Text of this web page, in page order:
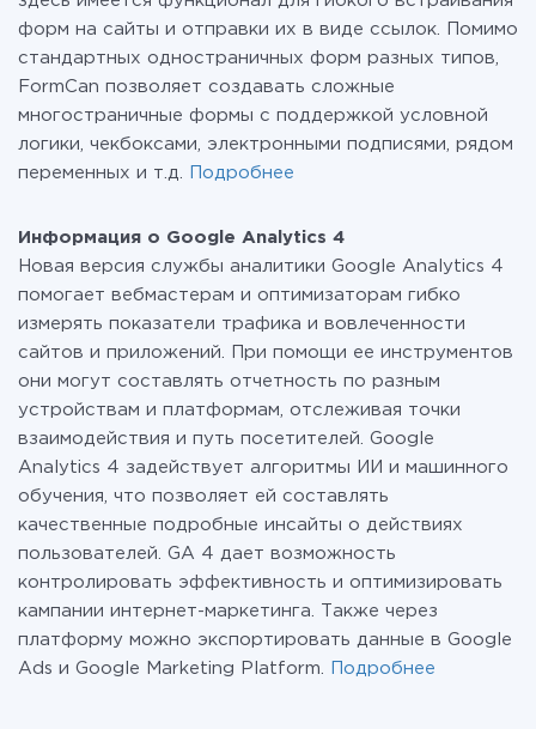
форм на сайты и отправки их в виде ссылок. Помимо
стандартных одностраничных форм разных типов,
FormCan позволяет создавать сложные
многостраничные формы с поддержкой условной
логики, чекбоксами, электронными подписями, рядом
переменных и т.д.
Подробнее
Информация о Google Analytics 4
Новая версия службы аналитики Google Analytics 4
помогает вебмастерам и оптимизаторам гибко
измерять показатели трафика и вовлеченности
сайтов и приложений. При помощи ее инструментов
они могут составлять отчетность по разным
устройствам и платформам, отслеживая точки
взаимодействия и путь посетителей. Google
Analytics 4 задействует алгоритмы ИИ и машинного
обучения, что позволяет ей составлять
качественные подробные инсайты о действиях
пользователей. GA 4 дает возможность
контролировать эффективность и оптимизировать
кампании интернет-маркетинга. Также через
платформу можно экспортировать данные в Google
Ads и Google Marketing Platform.
Подробнее